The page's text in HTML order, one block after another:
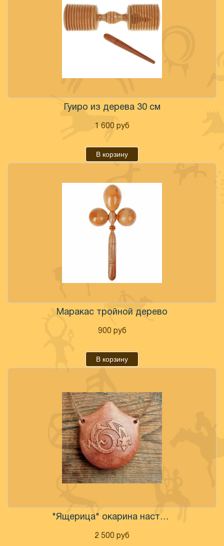
Гуиро из дерева 30 см
1 600 руб
В корзину
Маракас тройной дерево
900 руб
В корзину
"Ящерица" окарина настроенная
2 500 руб